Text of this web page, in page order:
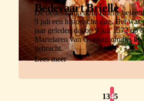
Bedevaart Brielle
De bedevaartkerk in Brielle
9 juli een historische dag. Het was
jaar geleden dat op 9 juli 1572 op
Martelaren van Gorcum om het
gebracht.
Lees meer
1345